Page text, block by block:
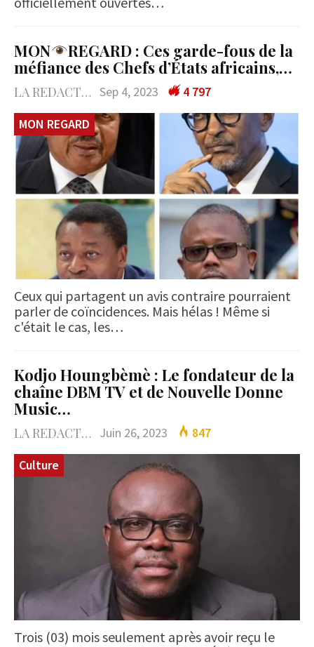
MON
REGARD : Ces garde-fous de la
méfiance des Chefs d’États africains,…
LA REDACTION Sep 4, 2023
4 797
MON REGARD
Ceux qui partagent un avis contraire pourraient
parler de coïncidences. Mais hélas ! Même si
c'était le cas, les…
Kodjo Houngbèmè : Le fondateur de la
chaîne DBM TV et de Nouvelle Donne
Music…
LA REDACTION Juin 26, 2023
847
Culture
Trois (03) mois seulement après avoir reçu le